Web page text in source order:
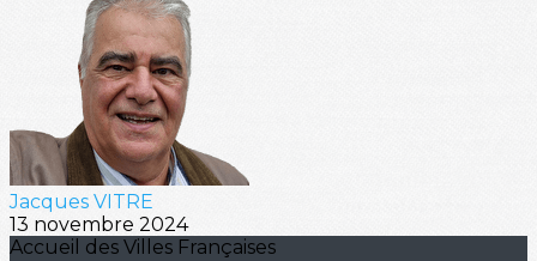
Jacques VITRE
13 novembre 2024
Accueil des Villes Françaises